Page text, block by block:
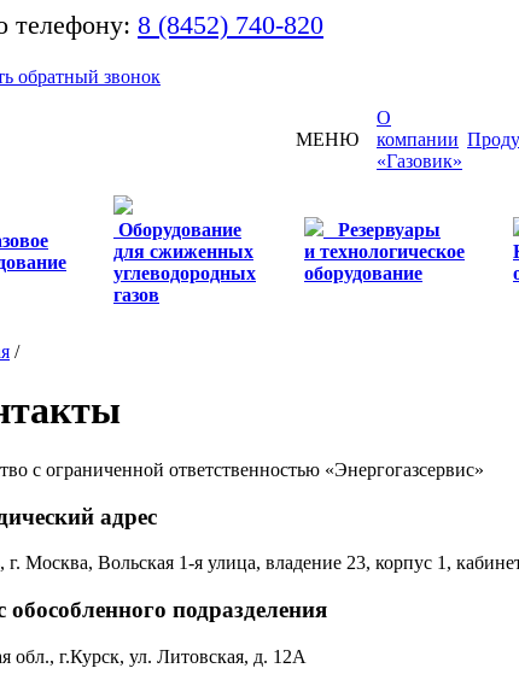
телефону: 8 (8452) 740-820
обратный звонок
МЕНЮ
О
компании
«Газовик»
Оборудование
для сжиженных
углеводородных
газов
Резервуары
и технологическое
оборудование
/
с ограниченной ответственностью «Энергогазсервис»
адрес
, г. Москва, Вольская 1-я улица, владение 23, корпус 1,
обособленного подразделения
обл., г.Курск, ул. Литовская, д. 12А